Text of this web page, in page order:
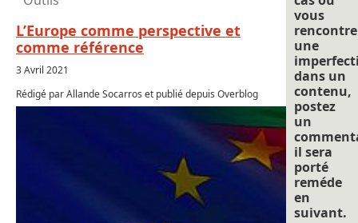
L’Europe comme perspective et
comme référence
3 Avril 2021
Rédigé par Allande Socarros et publié depuis Overblog
vous
une
dans un
contenu,
postez
un
il sera
porté
reméde
en
suivant.